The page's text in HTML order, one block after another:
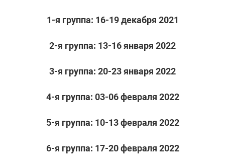
1-я группа: 16-19 декабря 2021
2-я группа: 13-16 января 2022
3-я группа: 20-23 января 2022
4-я группа: 03-06 февраля 2022
5-я группа: 10-13 февраля 2022
6-я группа: 17-20 февраля 2022